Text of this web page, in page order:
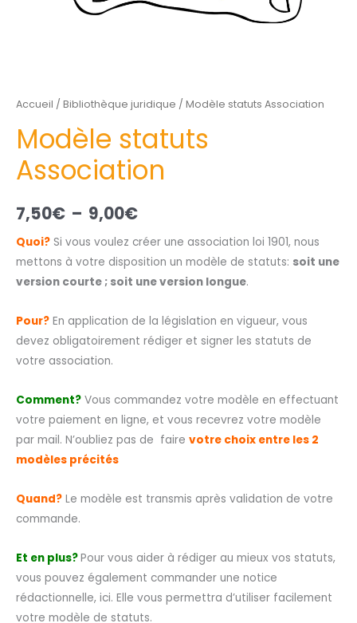
Accueil / Bibliothèque juridique / Modèle statuts Association
Modèle statuts
Association
7,50€ – 9,00€
Quoi? Si vous voulez créer une association loi 1901, nous
mettons à votre disposition un modèle de statuts: soit une
version courte ; soit une version longue.
Pour? En application de la législation en vigueur, vous
devez obligatoirement rédiger et signer les statuts de
votre association.
Comment? Vous commandez votre modèle en effectuant
votre paiement en ligne, et vous recevrez votre modèle
par mail. N’oubliez pas de faire votre choix entre les 2
modèles précités
Quand? Le modèle est transmis après validation de votre
commande.
Et en plus?Pour vous aider à rédiger au mieux vos statuts,
vous pouvez également commander une notice
rédactionnelle, ici. Elle vous permettra d’utiliser facilement
votre modèle de statuts.